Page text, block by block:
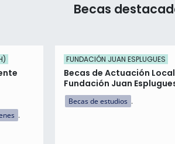
Becas
FUNDACIÓN JUAN ESPLUGUES
Becas de Actuación
Fundación Juan
Becas de estudios